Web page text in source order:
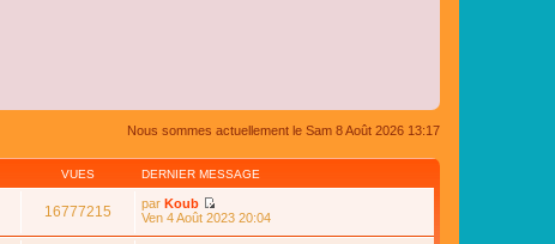
Nous sommes actuellement le Sam 8 Août 2026 13:17
VUES DERNIER MESSAGE
16777215 par Koub
C
Ven 4 Août 2023 20:04